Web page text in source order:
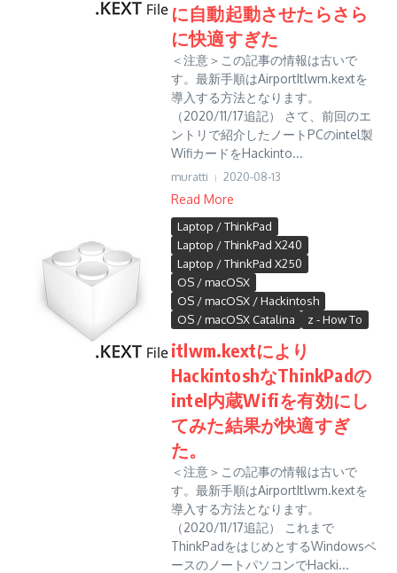
に自動起動させたらさら
に快適すぎた
＜注意＞この記事の情報は古いで
す。最新手順はAirportItlwm.kextを
導入する方法となります。
（2020/11/17追記） さて、前回のエ
ントリで紹介したノートPCのintel製
WifiカードをHackinto...
muratti 2020-08-13
Read More
Laptop / ThinkPad
Laptop / ThinkPad X240
Laptop / ThinkPad X250
OS / macOSX
OS / macOSX / Hackintosh
OS / macOSX Catalina
z - How To
itlwm.kextにより
HackintoshなThinkPadの
intel内蔵Wifiを有効にし
てみた結果が快適すぎ
た。
＜注意＞この記事の情報は古いで
す。最新手順はAirportItlwm.kextを
導入する方法となります。
（2020/11/17追記） これまで
ThinkPadをはじめとするWindowsベ
ースのノートパソコンでHacki...